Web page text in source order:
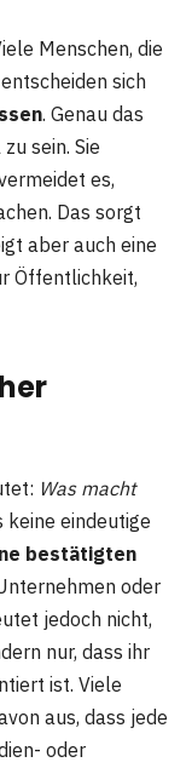
Menschen, die
sich
. Genau das
sein. Sie
es,
Das sorgt
aber auch eine
Öffentlichkeit,
Was macht
eindeutige
bestätigten
oder
jedoch nicht,
nur, dass ihr
ist. Viele
aus, dass jede
oder